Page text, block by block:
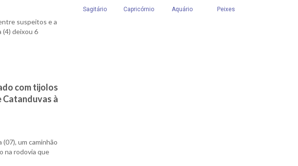
suspeitos e a
(4) deixou 6
com tijolos
Catanduvas à
um caminhão
na rodovia que